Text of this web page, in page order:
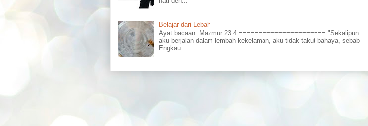
Belajar dari Lebah
Ayat bacaan: Mazmur 23:4 ====================== "Sekalipun
aku berjalan dalam lembah kekelaman, aku tidak takut bahaya, sebab
Engkau...